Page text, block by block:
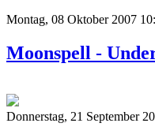
Montag, 08 Oktober 2007
Moonspell -
Donnerstag, 21 September